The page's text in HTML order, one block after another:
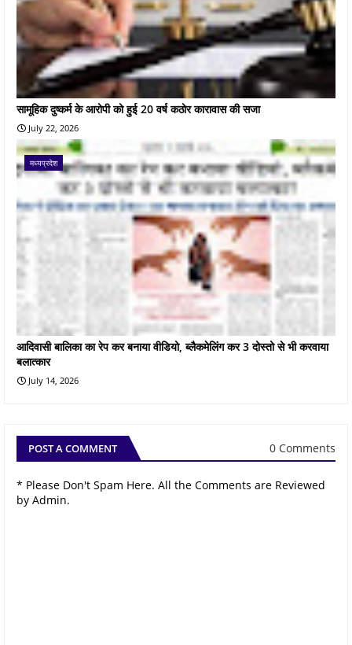
सामूहिक दुष्कर्म के आरोपी को हुई 20 वर्ष कठोर कारावास की सजा
July 22, 2026
मध्यप्रदेश
आदिवासी बालिका का रेप कर बनाया वीडियो, ब्लैकमेलिंग कर 3 दोस्तो से भी करवाया
बलात्कार
July 14, 2026
POST A COMMENT 0 Comments
* Please Don't Spam Here. All the Comments are Reviewed
by Admin.